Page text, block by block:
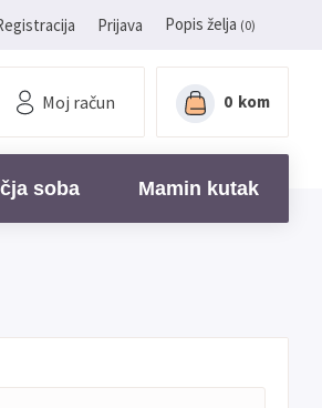
Prijava Popis želja (0)
Moj račun 0 kom
soba Mamin kutak